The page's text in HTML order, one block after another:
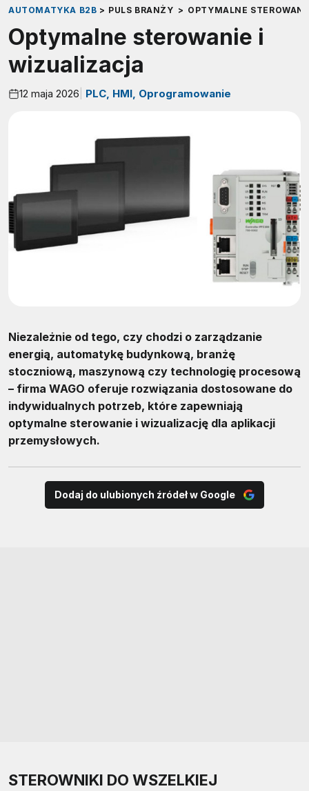
AUTOMATYKA B2B > PULS BRANŻY > OPTYMALNE
Optymalne sterowanie i
wizualizacja
12 maja 2026 PLC, HMI, Oprogramowanie
Niezależnie od tego, czy chodzi o zarządzanie
energią, automatykę budynkową, branżę
stoczniową, maszynową czy technologię procesową
– firma WAGO oferuje rozwiązania dostosowane do
indywidualnych potrzeb, które zapewniają
optymalne sterowanie i wizualizację dla aplikacji
przemysłowych.
Dodaj do ulubionych źródeł w Google
STEROWNIKI DO WSZELKIEJ